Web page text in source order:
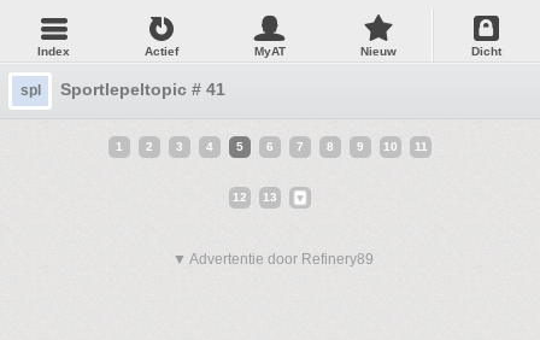
Index Actief MyAT Nieuw Dicht
spl Sportlepeltopic # 41
1 2 3 4 5 6 7 8 9 10 11
12 13
▼ Advertentie door Refinery89